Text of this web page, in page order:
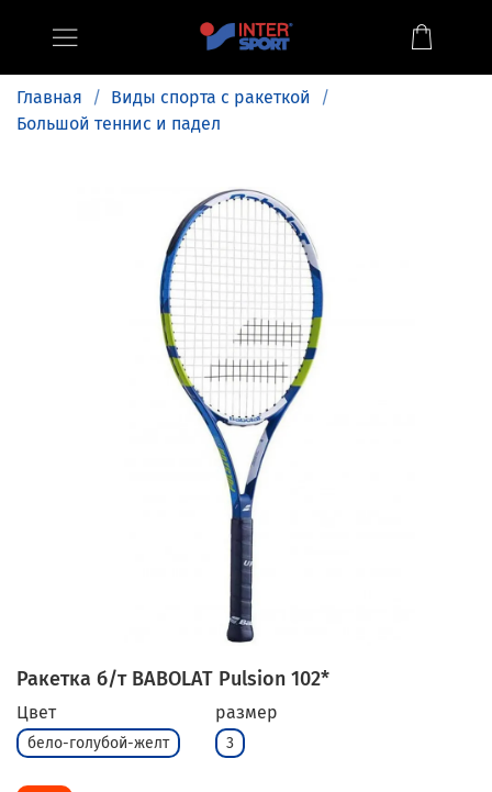
Главная
Виды спорта с ракеткой
Большой теннис и падел
Ракетка б/т BABOLAT Pulsion 102*
Цвет
бело-голубой-желт
размер
3